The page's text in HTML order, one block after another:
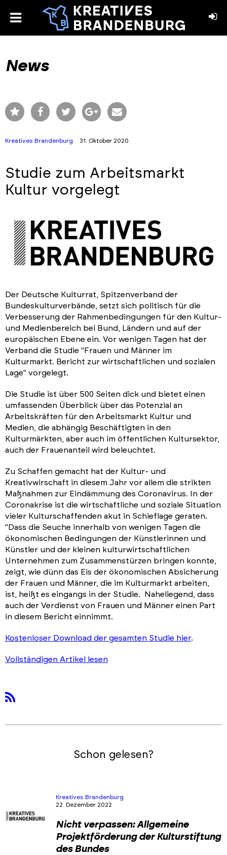
toggle
News
Kreatives Brandenburg 31. Oktober 2020
Studie zum Arbeitsmarkt
Kultur vorgelegt
Der Deutsche Kulturrat, Spitzenverband der
Bundeskulturverbände, setzt sich politisch für die
Verbesserung der Rahmenbedingungen für den Kultur-
und Medienbereich bei Bund, Ländern und auf der
europäischen Ebene ein. Vor wenigen Tagen hat der
Verband die Studie "Frauen und Männer im
Kulturmarkt. Bericht zur wirtschaftlichen und sozialen
Lage" vorgelegt.
Die Studie ist über 500 Seiten dick und bietet einen
umfassenden Überblick über das Potenzial an
Arbeitskräften für den Arbeitsmarkt Kultur und
Medien, die abhängig Beschäftigten in den
Kulturmärkten, aber auch im öffentlichen Kultursektor,
auch der Frauenanteil wird beleuchtet.
Zu Schaffen gemacht hat der Kultur- und
Kreativwirschaft in diesem Jahr vor allem die strikten
Maßnahmen zur Eindämmung des Coronavirus. In der
Coronakrise ist die wirtschaftliche und soziale Situation
vieler Kulturschaffenden akut in Schieflage geraten.
"Dass die Seuche innerhalb von wenigen Tagen die
ökonomischen Bedingungen der Künstlerinnen und
Künstler und der kleinen kulturwirtschaftlichen
Unternehmen zum Zusammenstürzen bringen konnte,
zeigt, wie dünn das Eis der ökonomischen Absicherung
der Frauen und Männer, die im Kulturmarkt arbeiten,
ist, heißt es eingangs in der Studie. Naheliegend, dass
auch der Verdienst von Frauen und Männer einen Part
in diesem Bericht einnimmt.
Kostenloser Download der gesamten Studie hier.
Vollständigen Artikel lesen
Schon gelesen?
Kreatives Brandenburg
22. Dezember 2022
Nicht verpassen: Allgemeine
Projektförderung der Kulturstiftung
des Bundes